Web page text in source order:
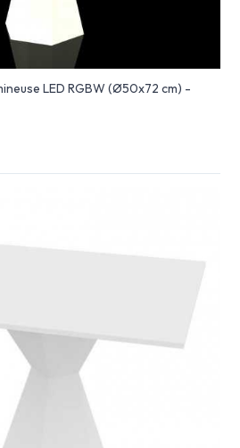
LED RGBW (Ø50x72 cm) -